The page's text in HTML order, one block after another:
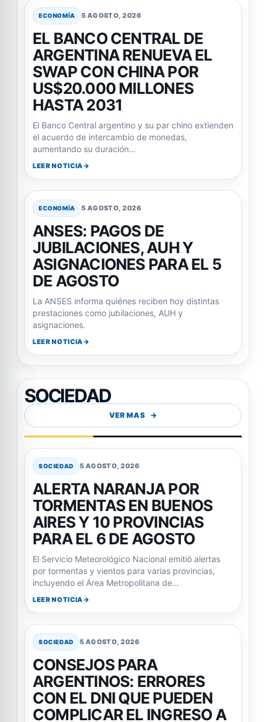
ECONOMÍA 5 AGOSTO, 2026
EL BANCO CENTRAL DE
ARGENTINA RENUEVA EL
SWAP CON CHINA POR
US$20.000 MILLONES
HASTA 2031
El Banco Central argentino y su par chino extienden
el acuerdo de intercambio de monedas,
aumentando su duración…
LEER NOTICIA
ECONOMÍA 5 AGOSTO, 2026
ANSES: PAGOS DE
JUBILACIONES, AUH Y
ASIGNACIONES PARA EL 5
DE AGOSTO
La ANSES informa quiénes reciben hoy distintas
prestaciones como jubilaciones, AUH y
asignaciones.
LEER NOTICIA
SOCIEDAD
VER MAS
SOCIEDAD 5 AGOSTO, 2026
ALERTA NARANJA POR
TORMENTAS EN BUENOS
AIRES Y 10 PROVINCIAS
PARA EL 6 DE AGOSTO
El Servicio Meteorológico Nacional emitió alertas
por tormentas y vientos para varias provincias,
incluyendo el Área Metropolitana de…
LEER NOTICIA
SOCIEDAD 5 AGOSTO, 2026
CONSEJOS PARA
ARGENTINOS: ERRORES
CON EL DNI QUE PUEDEN
COMPLICAR EL INGRESO A